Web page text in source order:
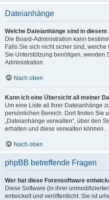
Dateianhänge
Welche Dateianhänge sind in
Die Board-Administration kann
Falls Sie sich nicht sicher sind,
Sie Unterstützung benötigen, wenden
Administration.
Nach oben
Kann ich eine Übersicht all meiner
Um eine Liste all Ihrer Dateianhänge
persönlichen Bereich. Dort finden Sie
„Dateianhänge verwalten“, über den
erhalten und diese verwalten können.
Nach oben
phpBB betreffende Fragen
Wer hat diese Forensoftware
Diese Software (in ihrer
entwickelt und veröffentlicht. Sie ist